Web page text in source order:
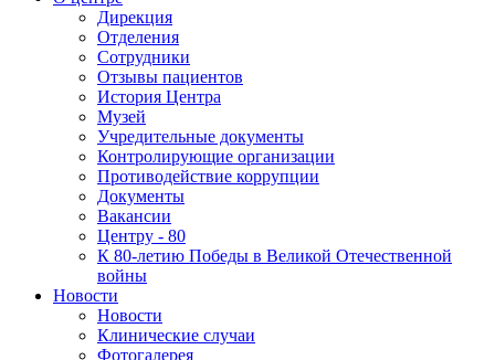
Дирекция
Отделения
Сотрудники
Отзывы пациентов
История Центра
Музей
Учредительные документы
Контролирующие организации
Противодействие коррупции
Документы
Вакансии
Центру - 80
К 80-летию Победы в Великой Отечественной
войны
Новости
Новости
Клинические случаи
Фотогалерея